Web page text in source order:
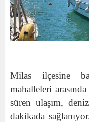
Milas ilçesine
mahalleleri
süren ulaşım,
dakikada